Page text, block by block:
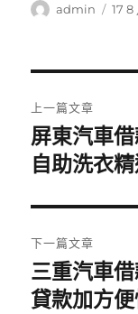
作
admin
發
17 8
章
導
覽
上一篇文章
上
一
文
章:
屏東汽車
自助洗衣
下一篇文章
下
一
三重汽車
貸款加方